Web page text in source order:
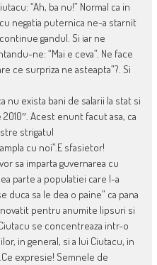
“Ah, ba nu!” Normal ca in
negatia puternica ne-a starnit
gandul. Si iar ne
ne: “Mai e ceva”. Ne face
ce surpriza ne asteapta”?. Si
nu exista bani de salarii la stat si
Acest enunt facut asa, ca
strigatul
cu noi”.E sfasietor!
sa imparta guvernarea cu
parte a populatiei care l-a
duca sa le dea o paine” ca pana
pentru anumite lipsuri si
se concentreaza intr-o
in general, si a lui Ciutacu, in
expresie! Semnele de